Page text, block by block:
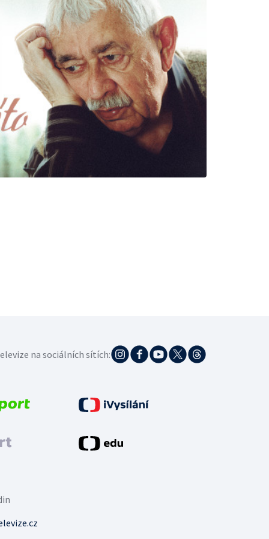
na sociálních sítích: